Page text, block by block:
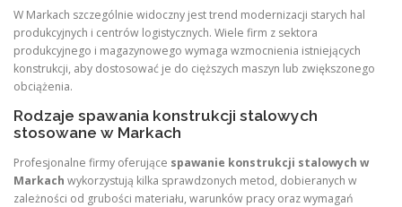
W Markach szczególnie widoczny jest trend modernizacji starych hal
produkcyjnych i centrów logistycznych. Wiele firm z sektora
produkcyjnego i magazynowego wymaga wzmocnienia istniejących
konstrukcji, aby dostosować je do cięższych maszyn lub zwiększonego
obciążenia.
Rodzaje spawania konstrukcji stalowych
stosowane w Markach
Profesjonalne firmy oferujące spawanie konstrukcji stalowych w
Markach wykorzystują kilka sprawdzonych metod, dobieranych w
zależności od grubości materiału, warunków pracy oraz wymagań